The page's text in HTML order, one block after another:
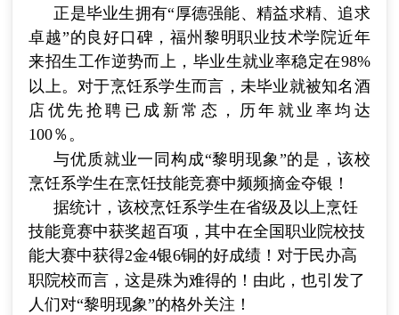
正是毕业生拥有“厚德强能、精益求精、追求
卓越”的良好口碑，福州黎明职业技术学院近年
来招生工作逆势而上，毕业生就业率稳定在98%
以上。对于烹饪系学生而言，未毕业就被知名酒
店优先抢聘已成新常态，历年就业率均达
100％。
与优质就业一同构成“黎明现象”的是，该校
烹饪系学生在烹饪技能竞赛中频频摘金夺银！
据统计，该校烹饪系学生在省级及以上烹饪
技能竟赛中获奖超百项，其中在全国职业院校技
能大赛中获得2金4银6铜的好成绩！对于民办高
职院校而言，这是殊为难得的！由此，也引发了
人们对“黎明现象”的格外关注！